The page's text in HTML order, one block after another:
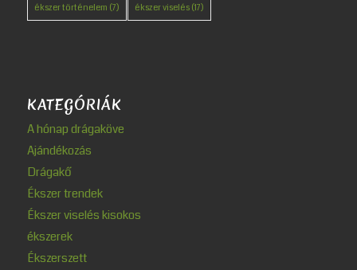
ékszer történelem (7) ékszer viselés(17)
KATEGÓRIÁK
A hónap drágaköve
Ajándékozás
Drágakő
Ékszer trendek
Ékszer viselés kisokos
ékszerek
Ékszerszett